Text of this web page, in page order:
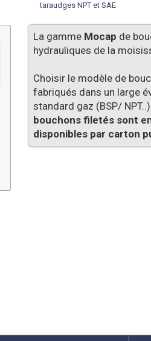
taraudges NPT et SAE
La gamme Mocap de
hydrauliques de la
Choisir le modèle de
fabriqués dans un large
standard gaz (BSP/
bouchons filetés sont
disponibles par carton